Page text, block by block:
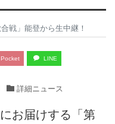
戦」能登から生中継！
Pocket LINE
詳細ニュース
お届けする「第